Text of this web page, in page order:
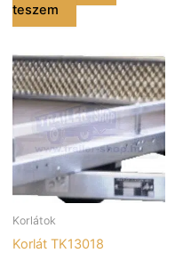
teszem
Korlátok
Korlát TK13018